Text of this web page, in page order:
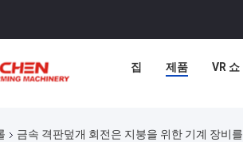
집 제품 VR 쇼
금속 격판덮개 회전은 지붕을 위한 기계 장비